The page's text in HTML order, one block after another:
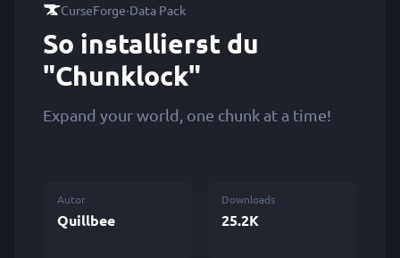
CurseForge·Data Pack
So installierst du
"Chunklock"
Expand your world, one chunk at a time!
Autor
Quillbee
Downloads
25.2K